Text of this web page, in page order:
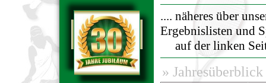
.... näheres über
Ergebnislisten und
auf der linken
»